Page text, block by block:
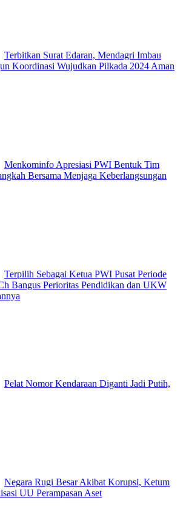
Terbitkan Surat Edaran, Mendagri Imbau
Koordinasi Wujudkan Pilkada 2024 Aman
Menkominfo Apresiasi PWI Bentuk Tim
Bersama Menjaga Keberlangsungan
Terpilih Sebagai Ketua PWI Pusat Periode
Bangus Perioritas Pendidikan dan UKW
Pelat Nomor Kendaraan Diganti Jadi Putih,
Negara Rugi Besar Akibat Korupsi, Ketum
UU Perampasan Aset